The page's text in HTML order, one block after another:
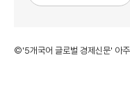
©'5개국어 글로벌 경제신문' 아주